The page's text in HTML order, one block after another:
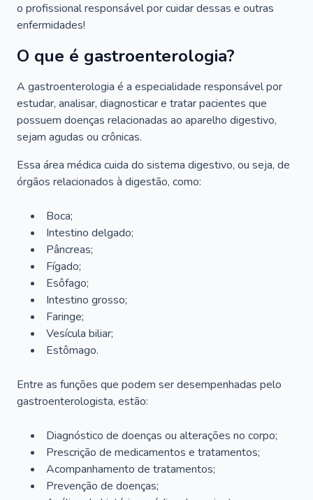
o profissional responsável por cuidar dessas e outras
enfermidades!
O que é gastroenterologia?
A gastroenterologia é a especialidade responsável por
estudar, analisar, diagnosticar e tratar pacientes que
possuem doenças relacionadas ao aparelho digestivo,
sejam agudas ou crônicas.
Essa área médica cuida do sistema digestivo, ou seja, de
órgãos relacionados à digestão, como:
Boca;
Intestino delgado;
Pâncreas;
Fígado;
Esôfago;
Intestino grosso;
Faringe;
Vesícula biliar;
Estômago.
Entre as funções que podem ser desempenhadas pelo
gastroenterologista, estão:
Diagnóstico de doenças ou alterações no corpo;
Prescrição de medicamentos e tratamentos;
Acompanhamento de tratamentos;
Prevenção de doenças;